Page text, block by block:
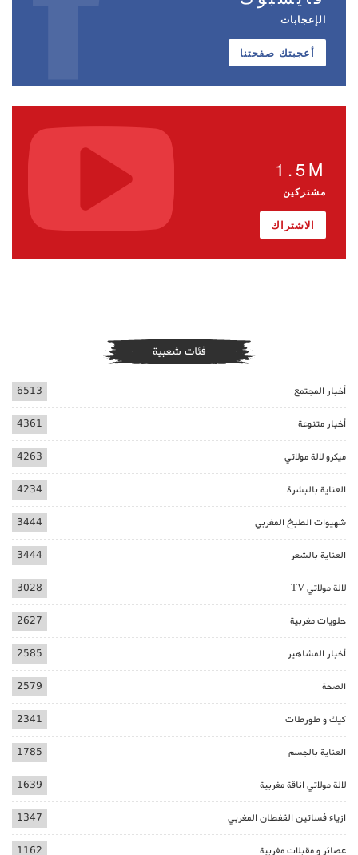
الإعجابات
أعجبتك صفحتنا
1.5M
مشتركين
الاشتراك
فئات شعبية
أخبار المجتمع 6513
أخبار متنوعة 4361
ميكرو لالة مولاتي 4263
العناية بالبشرة 4234
شهيوات الطبخ المغربي 3444
العناية بالشعر 3444
لالة مولاتي TV 3028
حلويات مغربية 2627
أخبار المشاهير 2585
الصحة 2579
كيك و طورطات 2341
العناية بالجسم 1785
لالة مولاتي اناقة مغربية 1639
ازياء فساتين القفطان المغربي 1347
عصائر و مقبلات مغربية 1162